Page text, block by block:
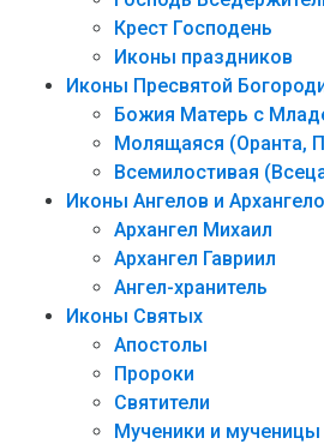
Крест Господень
Иконы праздников
Иконы Пресвятой
Божия Матерь с
Молящаяся (Оранта,
Всемилостивая
Иконы Ангелов и
Архангел Михаил
Архангел Гавриил
Ангел-хранитель
Иконы Святых
Апостолы
Пророки
Святители
Мученики и мученицы